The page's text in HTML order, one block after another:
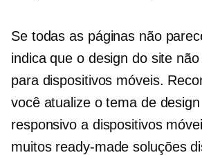
Se todas as páginas não
indica que o design do site
para dispositivos móveis.
você atualize o tema de
responsivo a dispositivos
muitos ready-made soluções